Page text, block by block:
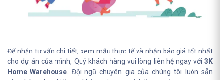
Để nhận tư vấn chi tiết, xem mẫu thực tế và nhận báo giá tốt nhất
cho dự án của mình, Quý khách hàng vui lòng liên hệ ngay với 3K
Home Warehouse . Đội ngũ chuyên gia của chúng tôi luôn sẵn